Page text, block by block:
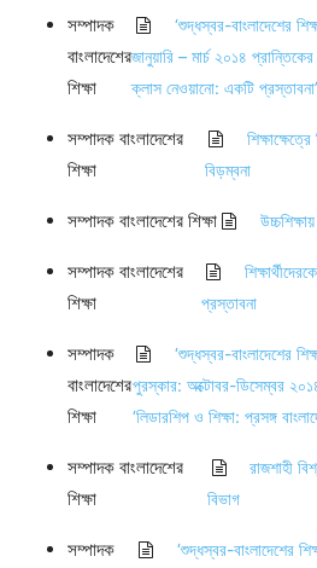
সম্পাদক
বাংলাদেশের
শিক্ষা
‘শুদ্ধস্বর-বাংলাদেশের
জানুয়ারি – মার্চ ২০১৪ প্রান্তিকের
ক্লাস নেওয়ানো: একটি
সম্পাদক বাংলাদেশের
শিক্ষা
বিড়ম্বনা
সম্পাদক বাংলাদেশের শিক্ষা
সম্পাদক বাংলাদেশের
শিক্ষা
প্রস্তাবনা
সম্পাদক
বাংলাদেশের
শিক্ষা
‘শুদ্ধস্বর-বাংলাদেশের
পুরস্কার: অক্টোবর-ডিসেম্বর
‘লিডারশিপ ও শিক্ষা: প্রসঙ্গ
সম্পাদক বাংলাদেশের
শিক্ষা
রাজশাহী
বিভাগ
সম্পাদক
‘শুদ্ধস্বর-বাংলাদেশের